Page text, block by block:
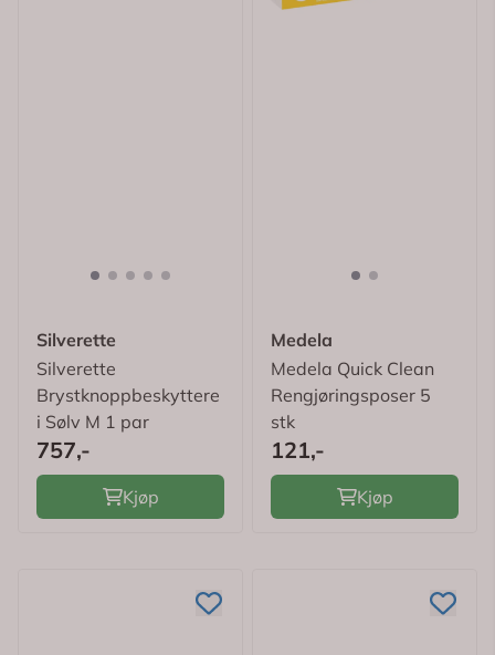
Silverette
Silverette
Brystknoppbeskyttere
i Sølv M 1 par
757,-
Kjøp
Medela
Medela Quick Clean
Rengjøringsposer 5
stk
121,-
Kjøp